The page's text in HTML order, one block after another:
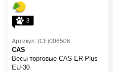
3
Артикул: (CF)006506
CAS
Весы торговые CAS ER Plus
EU-30